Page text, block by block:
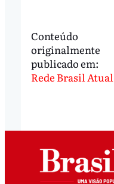
Conteúdo
originalmente
publicado em:
Rede Brasil Atual